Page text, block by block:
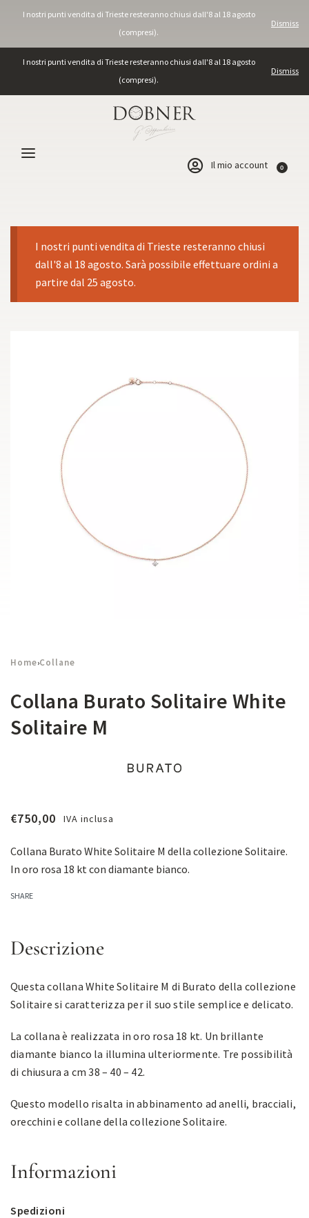
I nostri punti vendita di Trieste resteranno chiusi dall'8 al 18 agosto
(compresi).
Dismiss
I nostri punti vendita di Trieste resteranno chiusi dall'8 al 18 agosto
(compresi).
Dismiss
Il mio account 0
I nostri punti vendita di Trieste resteranno chiusi
dall'8 al 18 agosto. Sarà possibile effettuare ordini a
partire dal 25 agosto.
Home›Collane
Collana Burato Solitaire White
Solitaire M
€750,00 IVA inclusa
Collana Burato White Solitaire M della collezione Solitaire.
In oro rosa 18 kt con diamante bianco.
SHARE
Descrizione
Questa collana White Solitaire M di Burato della collezione
Solitaire si caratterizza per il suo stile semplice e delicato.
La collana è realizzata in oro rosa 18 kt. Un brillante
diamante bianco la illumina ulteriormente. Tre possibilità
di chiusura a cm 38 – 40 – 42.
Questo modello risalta in abbinamento ad anelli, bracciali,
orecchini e collane della collezione Solitaire.
Informazioni
Spedizioni